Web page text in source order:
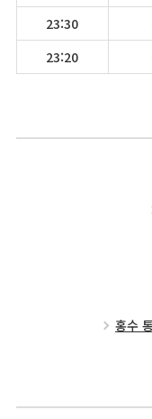
23:30
23:20
홍수